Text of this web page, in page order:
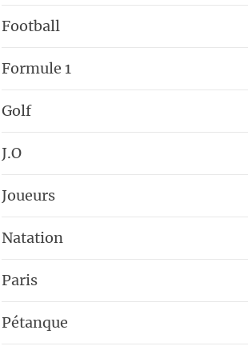
Football
Formule 1
Golf
J.O
Joueurs
Natation
Paris
Pétanque